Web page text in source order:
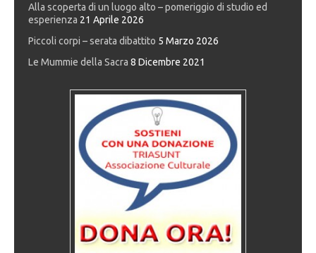
Alla scoperta di un luogo alto – pomeriggio di studio ed
esperienza 21 Aprile 2026
Piccoli corpi – serata dibattito 5 Marzo 2026
Le Mummie della Sacra 8 Dicembre 2021